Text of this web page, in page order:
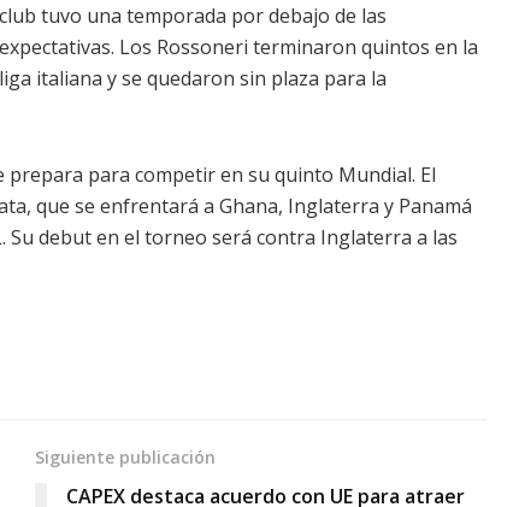
club tuvo una temporada por debajo de las
expectativas. Los Rossoneri terminaron quintos en la
liga italiana y se quedaron sin plaza para la
para competir en su quinto Mundial. El
que se enfrentará a Ghana, Inglaterra y Panamá
debut en el torneo será contra Inglaterra a las
Siguiente publicación
CAPEX destaca acuerdo con UE para atraer